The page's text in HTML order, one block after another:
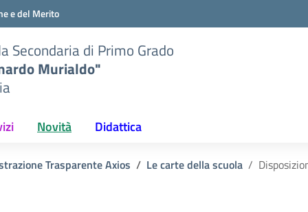
e del Merito
Secondaria di Primo Grado
Murialdo"
Novità Didattica
Trasparente Axios Le carte della scuola